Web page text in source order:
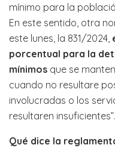
mínimo para la
En este sentido, otra
este lunes, la 831/2024,
porcentual para la
mínimos que se
cuando no resultare
involucradas o los
resultaren insuficientes”.
Qué dice la